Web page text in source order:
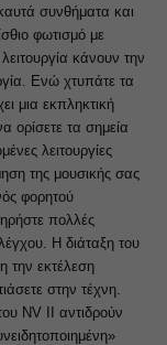
συνθήματα και
φωτισμό με
κάνουν την
Ενώ χτυπάτε τα
μια εκπληκτική
ορίσετε τα σημεία
λειτουργίες
της μουσικής σας
φορητού
πολλές
Η διάταξη του
την εκτέλεση
στην τέχνη.
NV II αντιδρούν